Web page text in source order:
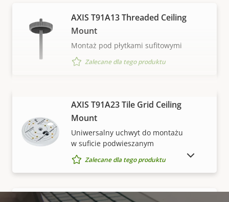
WYŚWIETL WIĘCEJ
AXIS T91A13 Threaded Ceiling
Mount
Montaż pod płytkami sufitowymi
Zalecane dla tego produktu
AXIS T91A23 Tile Grid Ceiling
Mount
Uniwersalny uchwyt do montażu
w suficie podwieszanym
Zalecane dla tego produktu
POKAŻ PRODUKTY WYCOFANE Z RYNKU